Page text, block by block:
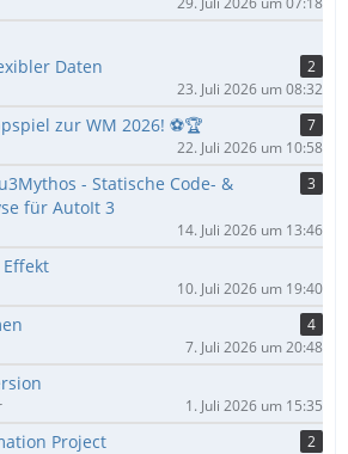
Daten
2
23. Juli 2026 um 08:32
zur WM 2026! ⚽🏆
7
22. Juli 2026 um 10:58
- Statische Code- &
für AutoIt 3
3
14. Juli 2026 um 13:46
10. Juli 2026 um 19:40
4
7. Juli 2026 um 20:48
1. Juli 2026 um 15:35
Project
2